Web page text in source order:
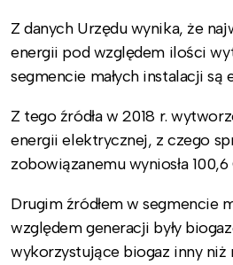
Z danych Urzędu wynika, że
energii pod względem ilości
segmencie małych instalacji są
Z tego źródła w 2018 r.
energii elektrycznej, z czego
zobowiązanemu wyniosła 100,6
Drugim źródłem w segmencie
względem generacji były
wykorzystujące biogaz inny